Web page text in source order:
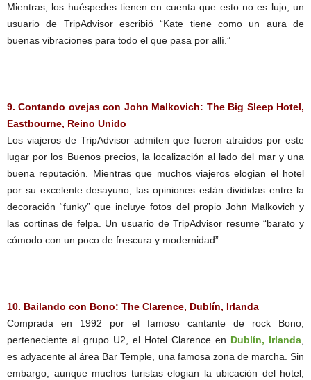
Mientras, los huéspedes tienen en cuenta que esto no es lujo, un
usuario de TripAdvisor escribió “Kate tiene como un aura de
buenas vibraciones para todo el que pasa por allí.”
9. Contando ovejas con John Malkovich: The Big Sleep Hotel,
Eastbourne, Reino Unido
Los viajeros de TripAdvisor admiten que fueron atraídos por este
lugar por los Buenos precios, la localización al lado del mar y una
buena reputación. Mientras que muchos viajeros elogian el hotel
por su excelente desayuno, las opiniones están divididas entre la
decoración “funky” que incluye fotos del propio John Malkovich y
las cortinas de felpa. Un usuario de TripAdvisor resume “barato y
cómodo con un poco de frescura y modernidad”
10. Bailando con Bono: The Clarence, Dublín, Irlanda
Comprada en 1992 por el famoso cantante de rock Bono,
perteneciente al grupo U2, el Hotel Clarence en Dublín, Irlanda
es adyacente al área Bar Temple, una famosa zona de marcha. Sin
embargo, aunque muchos turistas elogian la ubicación del hotel,